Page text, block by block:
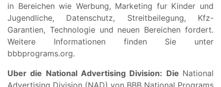
in Bereichen wie Werbung, Marketing fur Kinder und
Jugendliche, Datenschutz, Streitbeilegung, Kfz-
Garantien, Technologie und neuen Bereichen fordert.
Weitere Informationen finden Sie unter
bbbprograms.org.
Uber die National Advertising Division: Die National
Advertising Division (NAD) von BBB National Programs